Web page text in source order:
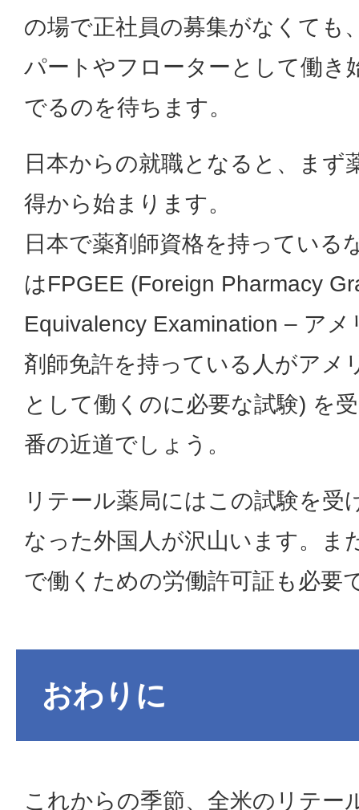
の場で正社員の募集がなくても
パートやフローターとして働き
でるのを待ちます。
日本からの就職となると、まず
得から始まります。
日本で薬剤師資格を持っている
はFPGEE (Foreign Pharmacy
Equivalency Examination – アメ
剤師免許を持っている人がアメ
として働くのに必要な試験) を
番の近道でしょう。
リテール薬局にはこの試験を受
なった外国人が沢山います。ま
で働くための労働許可証も必要
おわりに
これからの季節、全米のリテー